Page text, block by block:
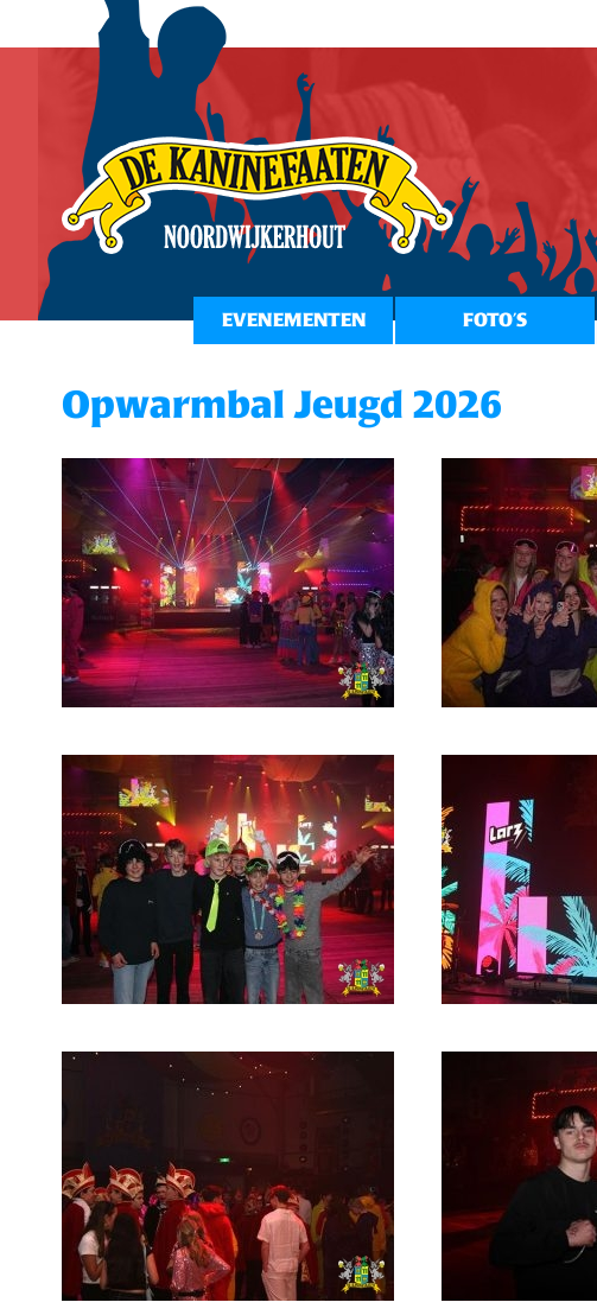
EVENEMENTEN FOTO’S
Opwarmbal Jeugd 2026